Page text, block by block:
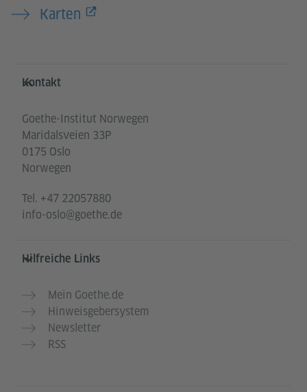
Karten
Service- und Informationsbereich
Kontakt
Goethe-Institut Norwegen
Maridalsveien 33P
0175 Oslo
Norwegen
Tel. +47 22057880
info-oslo@goethe.de
Hilfreiche Links
Mein Goethe.de
Hinweisgebersystem
Newsletter
RSS